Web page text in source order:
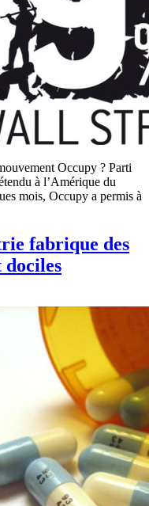
Occupy ? Parti
à l’Amérique du
mois, Occupy a permis à
fabrique des